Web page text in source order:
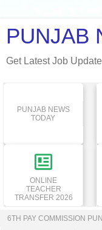
PUNJAB
Get Latest Job
PUNJAB NEWS
TODAY
ONLINE
TEACHER
TRANSFER 2026
6TH PAY COMMISSION